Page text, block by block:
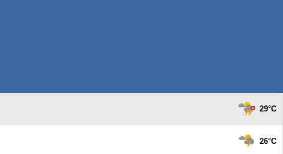
29°C
26°C